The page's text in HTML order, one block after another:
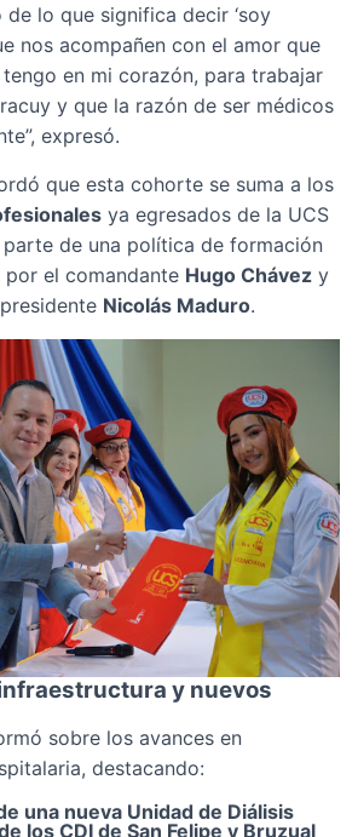
lo que significa decir ‘soy
nos acompañen con el amor que
en mi corazón, para trabajar
y que la razón de ser médicos
expresó.
que esta cohorte se suma a los
ya egresados de la UCS
parte de una política de formación
el comandante Hugo Chávez y
Nicolás Maduro.
y nuevos
sobre los avances en
destacando:
una nueva Unidad de Diálisis
los CDI de San Felipe y Bruzual